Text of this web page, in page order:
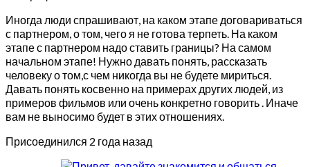
Иногда люди спрашивают, на каком этапе договариваться
с партнером, о том, чего я не готова терпеть. На каком
этапе с партнером надо ставить границы? На самом
начальном этапе! Нужно давать понять, рассказать
человеку о том,с чем никогда вы не будете мириться.
Давать понять косвенно на примерах других людей, из
примеров фильмов или очень конкретно говорить . Иначе
вам не выносимо будет в этих отношениях.
Присоединился 2 года назад